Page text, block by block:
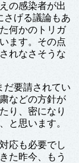
の感染者が出
さげる議論もあ
何かのトリガ
ます。その点
れなさそうな
だ要請されてい
などの方針が
り、密になり
と思います。
応も必要でし
た昨今、もう